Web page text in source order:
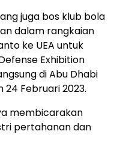
juga bos klub bola
dalam rangkaian
ke UEA untuk
Exhibition
di Abu Dhabi
Februari 2023.
membicarakan
pertahanan dan